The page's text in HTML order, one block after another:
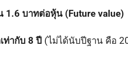
1.6 บาทต่อหุ้น (Future value)
ท่ากับ 8 ปี (ไม่ได้นับปีฐาน คือ